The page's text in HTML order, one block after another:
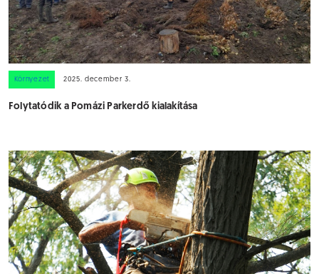
Környezet 2025. december 3.
Folytatódik a Pomázi Parkerdő kialakítása